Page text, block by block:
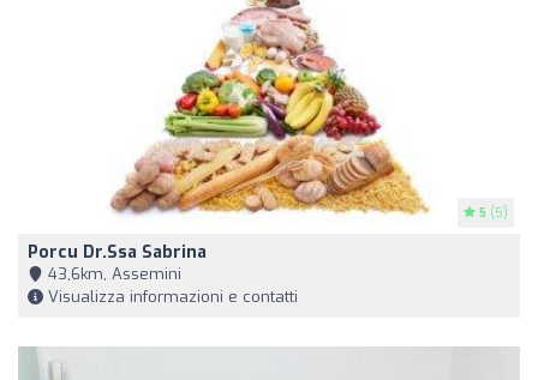
5 (5)
Porcu Dr.ssa Sabrina
43,6km, Assemini
Visualizza informazioni e contatti